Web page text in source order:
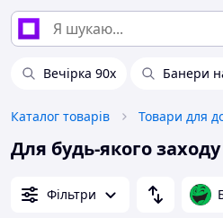
Вечірка 90х Банери
Каталог товарів Товари для
Для будь-якого заходу
Фільтри